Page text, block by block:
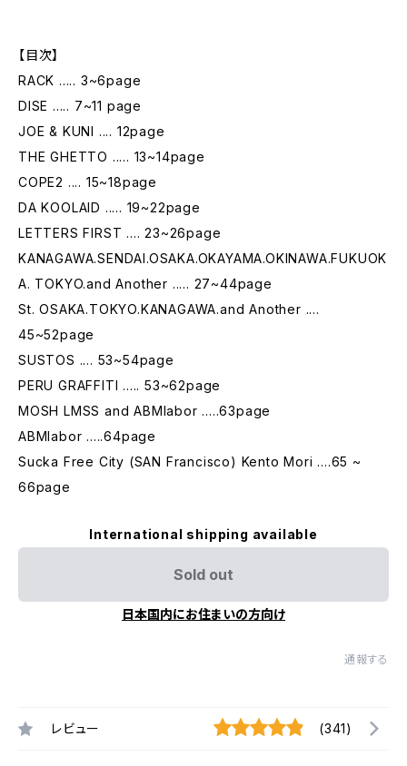
【目次】
RACK ..... 3~6page
DISE ..... 7~11 page
JOE & KUNI .... 12page
THE GHETTO ..... 13~14page
COPE2 .... 15~18page
DA KOOLAID ..... 19~22page
LETTERS FIRST .... 23~26page
KANAGAWA.SENDAI.OSAKA.OKAYAMA.OKINAWA.FUKUOK
A. TOKYO.and Another ..... 27~44page
St. OSAKA.TOKYO.KANAGAWA.and Another ....
45~52page
SUSTOS .... 53~54page
PERU GRAFFITI ..... 53~62page
MOSH LMSS and ABMlabor .....63page
ABMlabor .....64page
Sucka Free City (SAN Francisco) Kento Mori ....65 ~
66page
International shipping available
Sold out
日本国内にお住まいの方向け
通報する
レビュー (341)